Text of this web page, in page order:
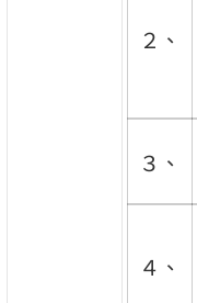
２、
３、
４、